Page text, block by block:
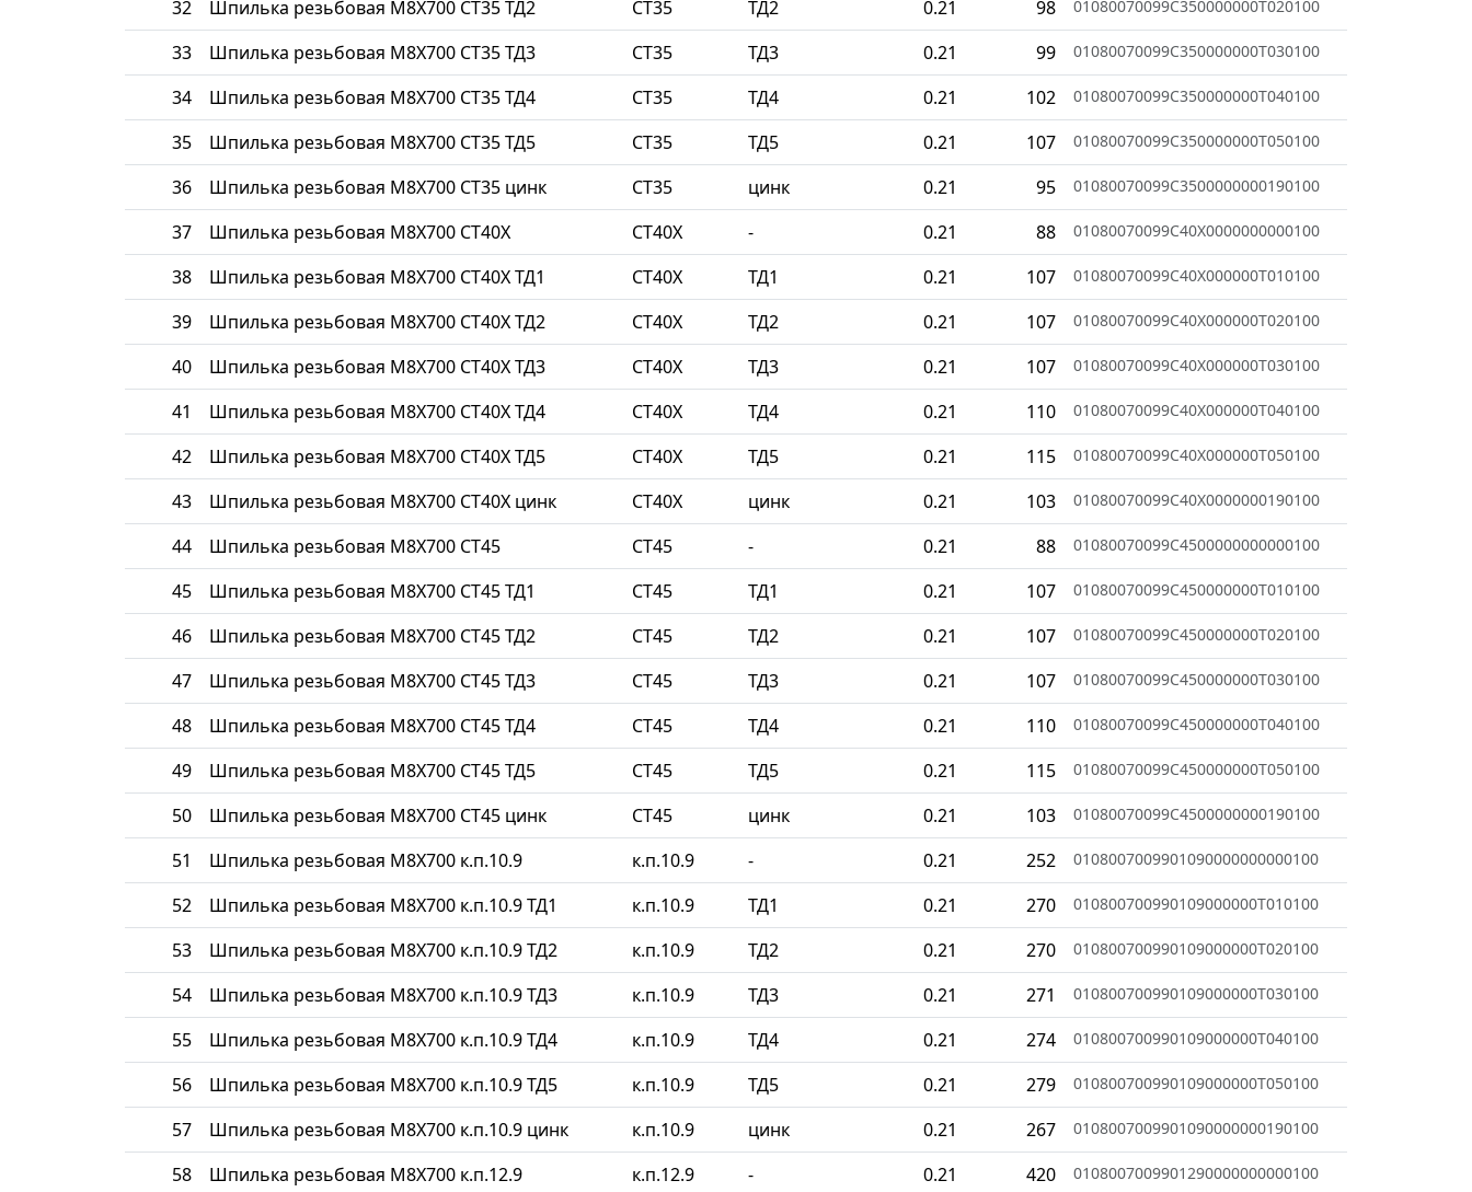
32 Шпилька резьбовая М8Х700 СТ35 ТД2 СТ35 ТД2 0.21 98 01080070099C350000000T020100
33 Шпилька резьбовая М8Х700 СТ35 ТД3 СТ35 ТД3 0.21 99 01080070099C350000000T030100
34 Шпилька резьбовая М8Х700 СТ35 ТД4 СТ35 ТД4 0.21 102 01080070099C350000000T040100
35 Шпилька резьбовая М8Х700 СТ35 ТД5 СТ35 ТД5 0.21 107 01080070099C350000000T050100
36 Шпилька резьбовая М8Х700 СТ35 цинк СТ35 цинк 0.21 95 01080070099C3500000000190100
37 Шпилька резьбовая М8Х700 СТ40Х СТ40Х - 0.21 88 01080070099C40X0000000000100
38 Шпилька резьбовая М8Х700 СТ40Х ТД1 СТ40Х ТД1 0.21 107 01080070099C40X000000T010100
39 Шпилька резьбовая М8Х700 СТ40Х ТД2 СТ40Х ТД2 0.21 107 01080070099C40X000000T020100
40 Шпилька резьбовая М8Х700 СТ40Х ТД3 СТ40Х ТД3 0.21 107 01080070099C40X000000T030100
41 Шпилька резьбовая М8Х700 СТ40Х ТД4 СТ40Х ТД4 0.21 110 01080070099C40X000000T040100
42 Шпилька резьбовая М8Х700 СТ40Х ТД5 СТ40Х ТД5 0.21 115 01080070099C40X000000T050100
43 Шпилька резьбовая М8Х700 СТ40Х цинк СТ40Х цинк 0.21 103 01080070099C40X0000000190100
44 Шпилька резьбовая М8Х700 СТ45 СТ45 - 0.21 88 01080070099C4500000000000100
45 Шпилька резьбовая М8Х700 СТ45 ТД1 СТ45 ТД1 0.21 107 01080070099C450000000T010100
46 Шпилька резьбовая М8Х700 СТ45 ТД2 СТ45 ТД2 0.21 107 01080070099C450000000T020100
47 Шпилька резьбовая М8Х700 СТ45 ТД3 СТ45 ТД3 0.21 107 01080070099C450000000T030100
48 Шпилька резьбовая М8Х700 СТ45 ТД4 СТ45 ТД4 0.21 110 01080070099C450000000T040100
49 Шпилька резьбовая М8Х700 СТ45 ТД5 СТ45 ТД5 0.21 115 01080070099C450000000T050100
50 Шпилька резьбовая М8Х700 СТ45 цинк СТ45 цинк 0.21 103 01080070099C4500000000190100
51 Шпилька резьбовая М8Х700 к.п.10.9 к.п.10.9 - 0.21 252 0108007009901090000000000100
52 Шпилька резьбовая М8Х700 к.п.10.9 ТД1 к.п.10.9 ТД1 0.21 270 010800700990109000000T010100
53 Шпилька резьбовая М8Х700 к.п.10.9 ТД2 к.п.10.9 ТД2 0.21 270 010800700990109000000T020100
54 Шпилька резьбовая М8Х700 к.п.10.9 ТД3 к.п.10.9 ТД3 0.21 271 010800700990109000000T030100
55 Шпилька резьбовая М8Х700 к.п.10.9 ТД4 к.п.10.9 ТД4 0.21 274 010800700990109000000T040100
56 Шпилька резьбовая М8Х700 к.п.10.9 ТД5 к.п.10.9 ТД5 0.21 279 010800700990109000000T050100
57 Шпилька резьбовая М8Х700 к.п.10.9 цинк к.п.10.9 цинк 0.21 267 0108007009901090000000190100
58 Шпилька резьбовая М8Х700 к.п.12.9 к.п.12.9 - 0.21 420 0108007009901290000000000100